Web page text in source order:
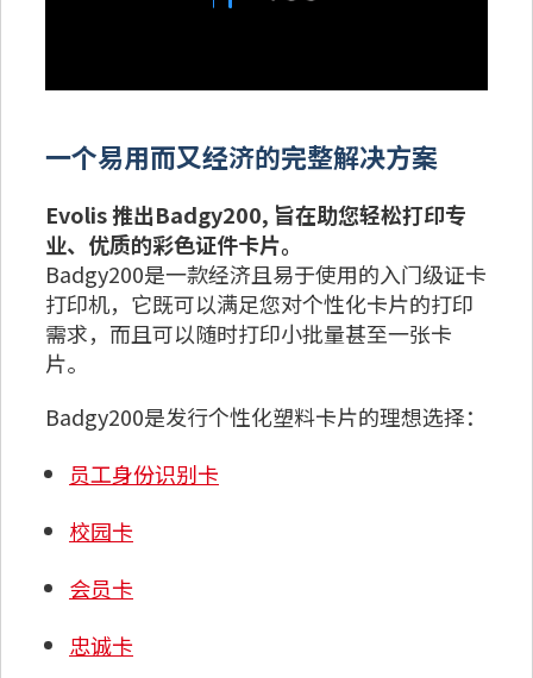
一个易用而又经济的完整解决方案
Evolis 推出Badgy200, 旨在助您轻松打印专
业、优质的彩色证件卡片。
Badgy200是一款经济且易于使用的入门级证卡
打印机，它既可以满足您对个性化卡片的打印
需求，而且可以随时打印小批量甚至一张卡
片。
Badgy200是发行个性化塑料卡片的理想选择：
员工身份识别卡
校园卡
会员卡
忠诚卡